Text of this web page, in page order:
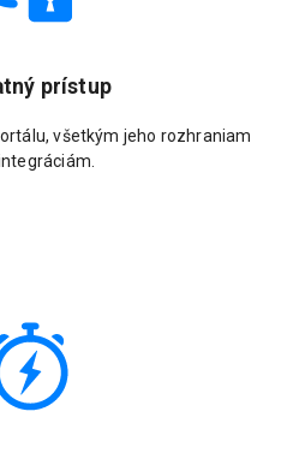
prístup
všetkým jeho rozhraniam